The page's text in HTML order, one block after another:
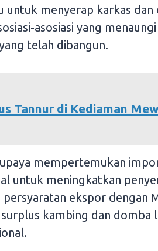
untuk menyerap karkas dan
asosiasi yang
telah dibangun.
Tannur di Kediaman
mempertemukan
untuk meningkatkan
ekspor dengan
kambing dan domba